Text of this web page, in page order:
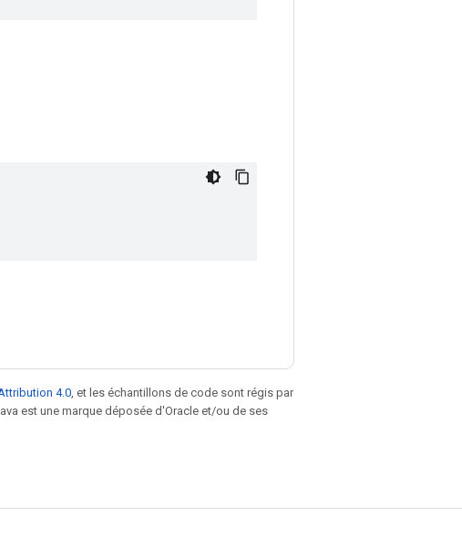
4.0 , et les échantillons de code sont régis par
est une marque déposée d'Oracle et/ou de ses